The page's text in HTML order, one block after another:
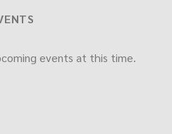
events at this time.